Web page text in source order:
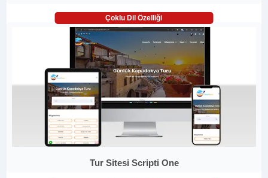
Çoklu Dil Özelliği
Tur Sitesi Scripti One